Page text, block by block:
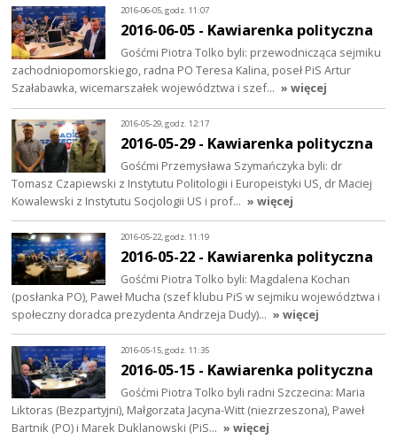
2016-06-05, godz. 11:07
2016-06-05 - Kawiarenka polityczna
Gośćmi Piotra Tolko byli: przewodnicząca sejmiku
zachodniopomorskiego, radna PO Teresa Kalina, poseł PiS Artur
Szałabawka, wicemarszałek województwa i szef… » więcej
2016-05-29, godz. 12:17
2016-05-29 - Kawiarenka polityczna
Gośćmi Przemysława Szymańczyka byli: dr
Tomasz Czapiewski z Instytutu Politologii i Europeistyki US, dr Maciej
Kowalewski z Instytutu Socjologii US i prof… » więcej
2016-05-22, godz. 11:19
2016-05-22 - Kawiarenka polityczna
Gośćmi Piotra Tolko byli: Magdalena Kochan
(posłanka PO), Paweł Mucha (szef klubu PiS w sejmiku województwa i
społeczny doradca prezydenta Andrzeja Dudy)… » więcej
2016-05-15, godz. 11:35
2016-05-15 - Kawiarenka polityczna
Gośćmi Piotra Tolko byli radni Szczecina: Maria
Liktoras (Bezpartyjni), Małgorzata Jacyna-Witt (niezrzeszona), Paweł
Bartnik (PO) i Marek Duklanowski (PiS… » więcej